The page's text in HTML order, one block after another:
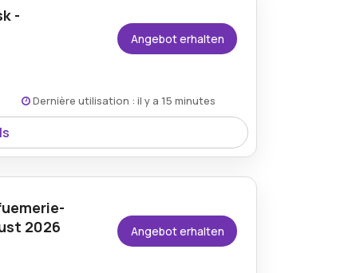
-
Angebot erhalten
Dernière utilisation : il y a 15 minutes
Clay Mask genießen, die
für strahlende, erfrischte
2026
Angebot erhalten